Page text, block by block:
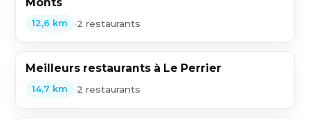
Monts
12,6 km •2 restaurants
Meilleurs restaurants à Le Perrier
14,7 km •2 restaurants